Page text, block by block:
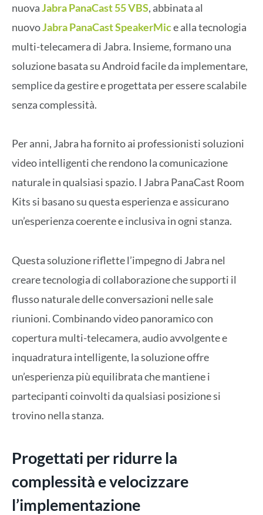
nuovaJabra PanaCast 55 VBS, abbinata al
nuovoJabra PanaCast SpeakerMice alla tecnologia
multi-telecamera di Jabra. Insieme, formano una
soluzione basata su Android facile da implementare,
semplice da gestire e progettata per essere scalabile
senza complessità.
Per anni, Jabra ha fornito ai professionisti soluzioni
video intelligenti che rendono la comunicazione
naturale in qualsiasi spazio. I Jabra PanaCast Room
Kits si basano su questa esperienza e assicurano
un’esperienza coerente e inclusiva in ogni stanza.
Questa soluzione riflette l’impegno di Jabra nel
creare tecnologia di collaborazione che supporti il
flusso naturale delle conversazioni nelle sale
riunioni. Combinando video panoramico con
copertura multi-telecamera, audio avvolgente e
inquadratura intelligente, la soluzione offre
un’esperienza più equilibrata che mantiene i
partecipanti coinvolti da qualsiasi posizione si
trovino nella stanza.
Progettati per ridurre la
complessità e velocizzare
l’implementazione